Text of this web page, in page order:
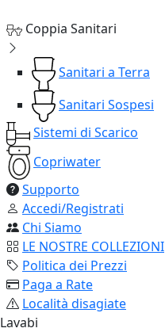
Coppia Sanitari
Sanitari a Terra
Sanitari Sospesi
Sistemi di Scarico
Copriwater
Supporto
Accedi/Registrati
Chi Siamo
LE NOSTRE COLLEZIONI
Politica dei Prezzi
Paga a Rate
Località disagiate
Lavabi